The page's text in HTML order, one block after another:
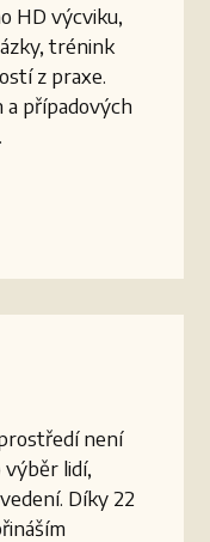
HD výcviku,
trénink
z praxe.
a případových
není
výběr lidí,
Díky 22